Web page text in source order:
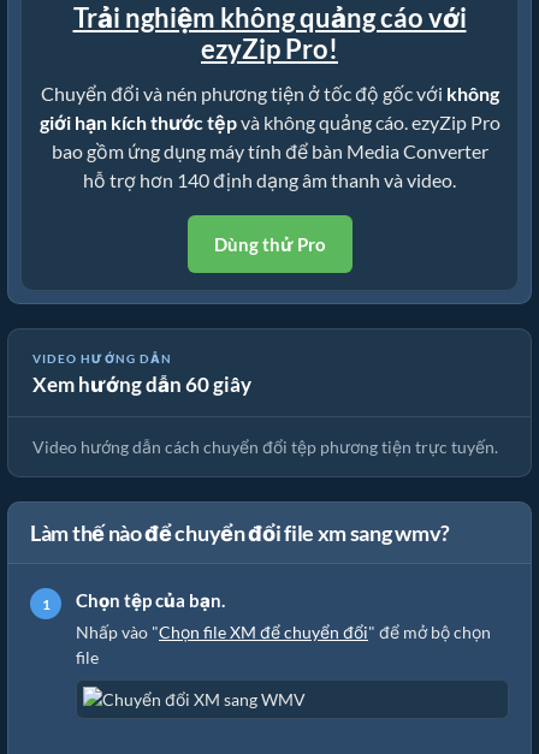
Trải nghiệm không quảng cáo với
ezyZip Pro!
Chuyển đổi và nén phương tiện ở tốc độ gốc với không
giới hạn kích thước tệpvà không quảng cáo. ezyZip Pro
bao gồm ứng dụng máy tính để bàn Media Converter
hỗ trợ hơn 140 định dạng âm thanh và video.
Dùng thử Pro
VIDEO HƯỚNG DẪN
Xem hướng dẫn 60 giây
🎵 Cách Chuyển Đổi Phương Tiện Trực Tuyến Miễn Phí
Video hướng dẫn cách chuyển đổi tệp phương tiện trực tuyến.
Làm thế nào để chuyển đổi file xm sang wmv?
Chọn tệp của bạn.
Nhấp vào "Chọn file XM để chuyển đổi" để mở bộ chọn
file